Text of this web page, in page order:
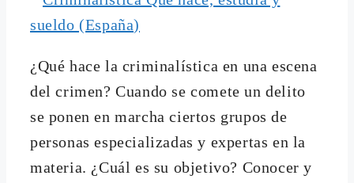
¿Qué hace la criminalística en una escena
del crimen? Cuando se comete un delito
se ponen en marcha ciertos grupos de
personas especializadas y expertas en la
materia. ¿Cuál es su objetivo? Conocer y